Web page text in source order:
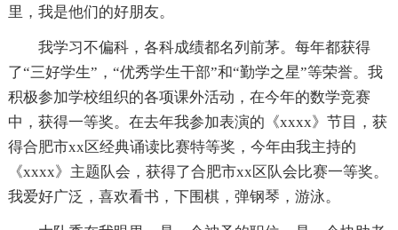
里，我是他们的好朋友。
我学习不偏科，各科成绩都名列前茅。每年都获得
了“三好学生”，“优秀学生干部”和“勤学之星”等荣誉。我
积极参加学校组织的各项课外活动，在今年的数学竞赛
中，获得一等奖。在去年我参加表演的《xxxx》节目，获
得合肥市xx区经典诵读比赛特等奖，今年由我主持的
《xxxx》主题队会，获得了合肥市xx区队会比赛一等奖。
我爱好广泛，喜欢看书，下围棋，弹钢琴，游泳。